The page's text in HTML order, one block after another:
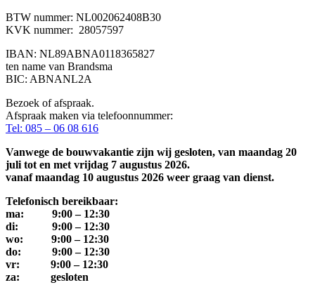
BTW nummer: NL002062408B30
KVK nummer: 28057597
IBAN: NL89ABNA0118365827
ten name van Brandsma
BIC: ABNANL2A
Bezoek of afspraak.
Afspraak maken via telefoonnummer:
Tel: 085 – 06 08 616
Vanwege de bouwvakantie zijn wij gesloten, van maandag 20
juli tot en met vrijdag 7 augustus 2026.
vanaf maandag 10 augustus 2026 weer graag van dienst.
Telefonisch bereikbaar:
ma: 9:00 – 12:30
di: 9:00 – 12:30
wo: 9:00 – 12:30
do: 9:00 – 12:30
vr: 9:00 – 12:30
za: gesloten